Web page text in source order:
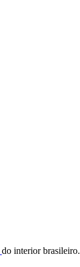
do interior brasileiro.